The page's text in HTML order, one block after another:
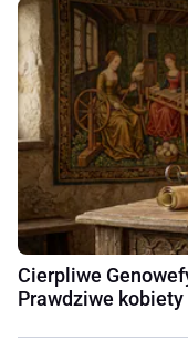
Cierpliwe
Prawdziwe